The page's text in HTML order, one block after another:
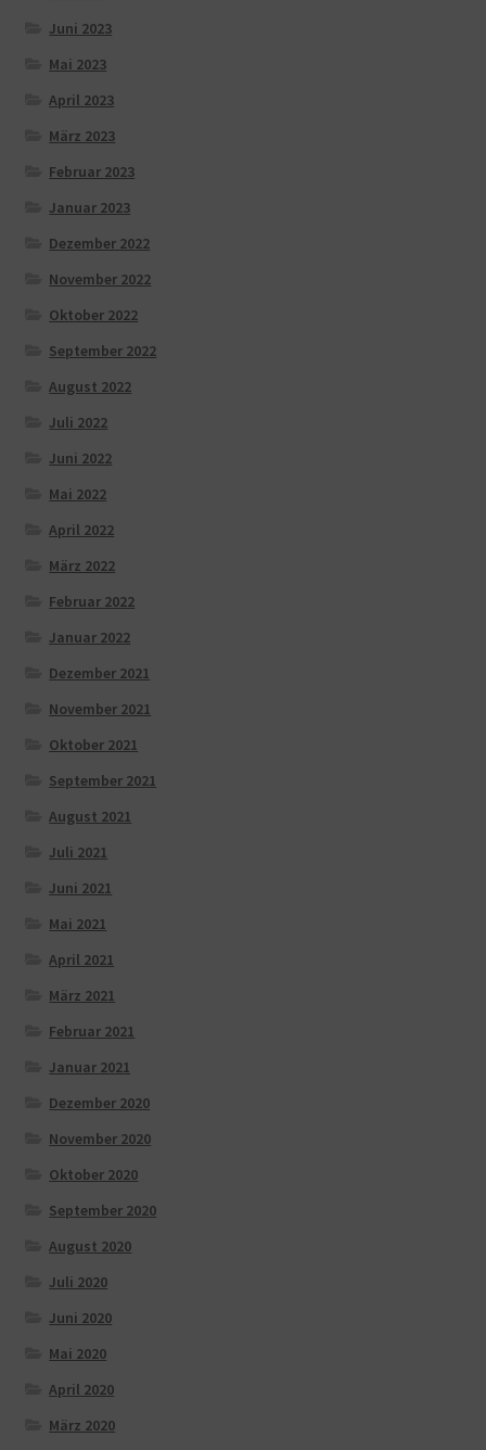
Juni 2023
Mai 2023
April 2023
März 2023
Februar 2023
Januar 2023
Dezember 2022
November 2022
Oktober 2022
September 2022
August 2022
Juli 2022
Juni 2022
Mai 2022
April 2022
März 2022
Februar 2022
Januar 2022
Dezember 2021
November 2021
Oktober 2021
September 2021
August 2021
Juli 2021
Juni 2021
Mai 2021
April 2021
März 2021
Februar 2021
Januar 2021
Dezember 2020
November 2020
Oktober 2020
September 2020
August 2020
Juli 2020
Juni 2020
Mai 2020
April 2020
März 2020